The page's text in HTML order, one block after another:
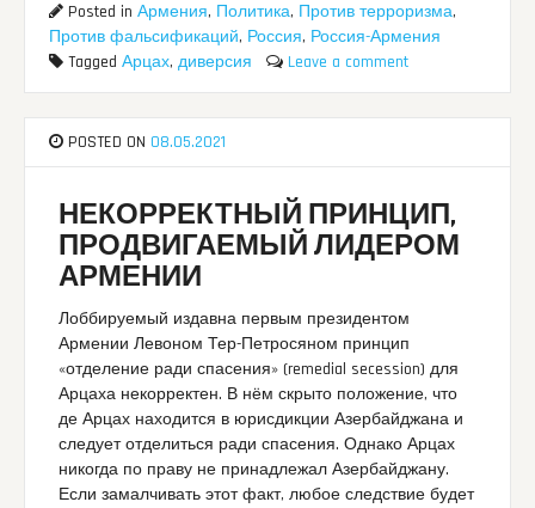
Posted inАрмения, Политика, Против терроризма,
Против фальсификаций, Россия, Россия-Армения
TaggedАрцах,диверсия Leave a comment
POSTED ON 08.05.2021
НЕКОРРЕКТНЫЙ ПРИНЦИП,
ПРОДВИГАЕМЫЙ ЛИДЕРОМ
АРМЕНИИ
Лоббируемый издавна первым президентом
Армении Левоном Тер-Петросяном принцип
«отделение ради спасения» (remedial secession) для
Арцаха некорректен. В нём скрыто положение, что
де Арцах находится в юрисдикции Азербайджана и
следует отделиться ради спасения. Однако Арцах
никогда по праву не принадлежал Азербайджану.
Если замалчивать этот факт, любое следствие будет